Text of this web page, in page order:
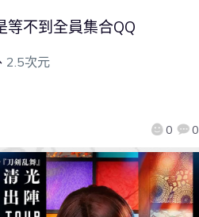
0 0
等不到全員集合QQ
2.5次元